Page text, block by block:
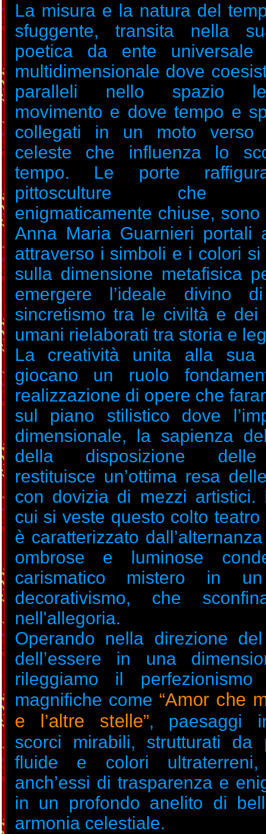
La misura e la natura del
sfuggente, transita nella
poetica da ente universale
multidimensionale dove
paralleli nello spazio
movimento e dove tempo e
collegati in un moto verso
celeste che influenza lo
tempo. Le porte
pittosculture che
enigmaticamente chiuse,
Anna Maria Guarnieri portali
attraverso i simboli e i colori si
sulla dimensione metafisica
emergere l’ideale divino
sincretismo tra le civiltà e dei
umani rielaborati tra storia e
La creatività unita alla sua
giocano un ruolo
realizzazione di opere che
sul piano stilistico dove
dimensionale, la sapienza
della disposizione
restituisce un’ottima resa
con dovizia di mezzi artistici.
cui si veste questo colto teatro
è caratterizzato
ombrose e luminose
carismatico mistero in
decorativismo, che
nell'allegoria.
Operando nella direzione
dell’essere in una
rileggiamo il
magnifiche come “Amor che
e l’altre stelle”, paesaggi
scorci mirabili, strutturati da
fluide e colori ultraterreni,
anch’essi di trasparenza e
in un profondo anelito di
armonia celestiale.